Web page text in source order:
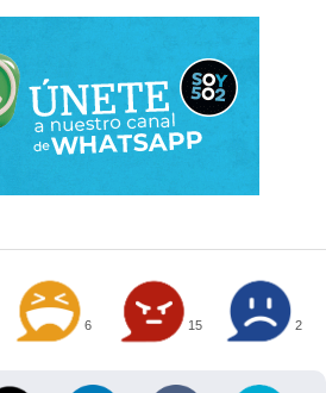
6 15 2